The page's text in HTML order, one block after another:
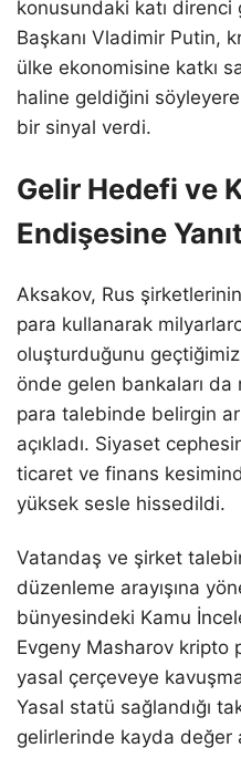
konusundaki katı direnci
Başkanı Vladimir Putin,
ülke ekonomisine katkı
haline geldiğini
bir sinyal verdi.
Gelir Hedefi ve
Endişesine
Aksakov, Rus
para kullanarak
oluşturduğunu
önde gelen bankaları
para talebinde belirgin
açıkladı. Siyaset
ticaret ve finans
yüksek sesle hissedildi.
Vatandaş ve şirket
düzenleme arayışına
bünyesindeki Kamu
Evgeny Masharov kripto
yasal çerçeveye
Yasal statü sağlandığı
gelirlerinde kayda değer